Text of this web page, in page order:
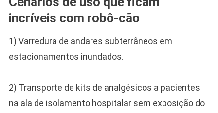
incríveis com robô-cão
1) Varredura de andares subterrâneos em
estacionamentos inundados.
2) Transporte de kits de analgésicos a pacientes
na ala de isolamento hospitalar sem exposição do